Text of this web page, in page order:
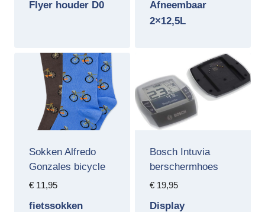
Flyer houder D0
Afneembaar
2×12,5L
Sokken Alfredo
Gonzales bicycle
€11,95
fietssokken
Bosch Intuvia
berschermhoes
€19,95
Display